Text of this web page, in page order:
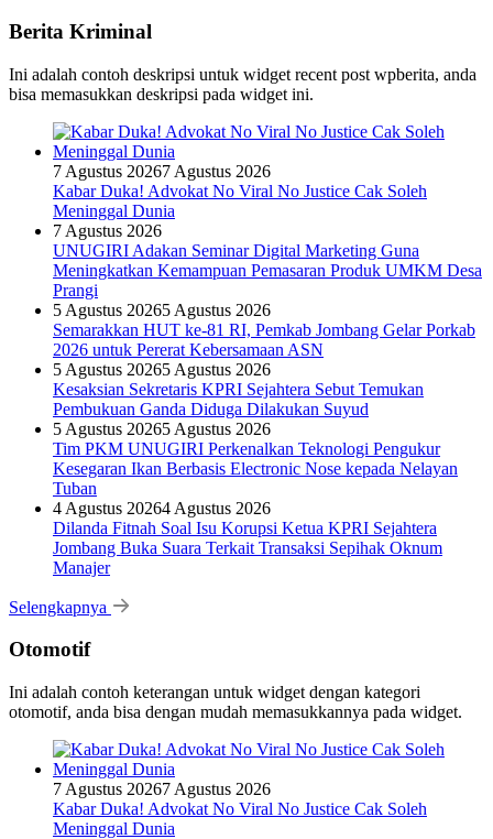
Berita Kriminal
Ini adalah contoh deskripsi untuk widget recent post wpberita, anda
bisa memasukkan deskripsi pada widget ini.
7 Agustus 20267 Agustus 2026
Kabar Duka! Advokat No Viral No Justice Cak Soleh
Meninggal Dunia
7 Agustus 2026
UNUGIRI Adakan Seminar Digital Marketing Guna
Meningkatkan Kemampuan Pemasaran Produk UMKM Desa
Prangi
5 Agustus 20265 Agustus 2026
Semarakkan HUT ke-81 RI, Pemkab Jombang Gelar Porkab
2026 untuk Pererat Kebersamaan ASN
5 Agustus 20265 Agustus 2026
Kesaksian Sekretaris KPRI Sejahtera Sebut Temukan
Pembukuan Ganda Diduga Dilakukan Suyud
5 Agustus 20265 Agustus 2026
Tim PKM UNUGIRI Perkenalkan Teknologi Pengukur
Kesegaran Ikan Berbasis Electronic Nose kepada Nelayan
Tuban
4 Agustus 20264 Agustus 2026
Dilanda Fitnah Soal Isu Korupsi Ketua KPRI Sejahtera
Jombang Buka Suara Terkait Transaksi Sepihak Oknum
Manajer
Selengkapnya
Otomotif
Ini adalah contoh keterangan untuk widget dengan kategori
otomotif, anda bisa dengan mudah memasukkannya pada widget.
7 Agustus 20267 Agustus 2026
Kabar Duka! Advokat No Viral No Justice Cak Soleh
Meninggal Dunia